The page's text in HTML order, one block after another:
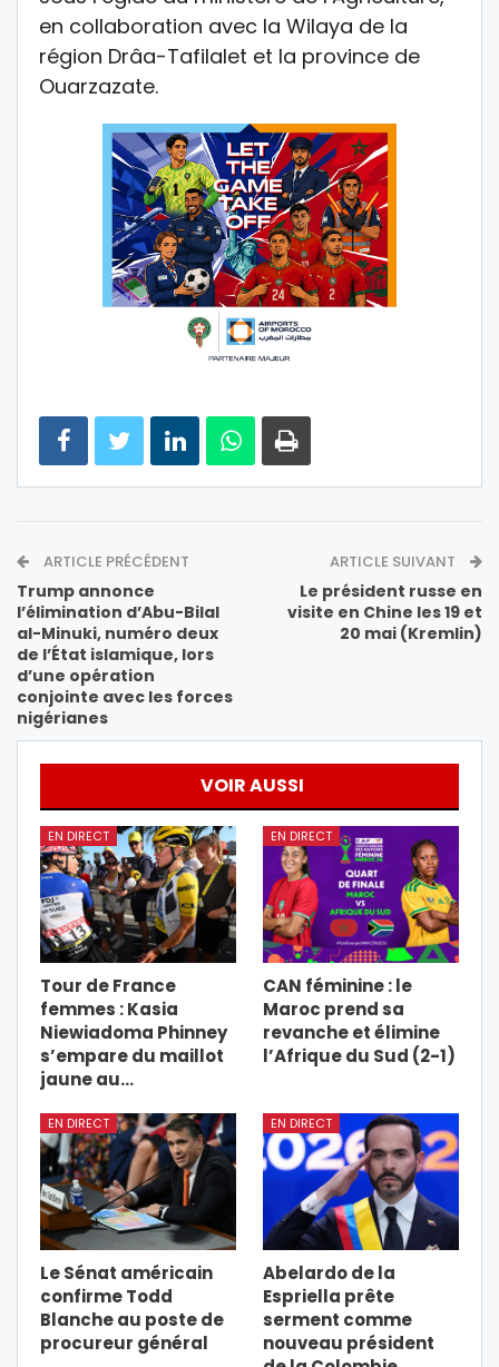
en collaboration avec la Wilaya de la
région Drâa-Tafilalet et la province de
Ouarzazate.
ARTICLE PRÉCÉDENT
Trump annonce
l’élimination d’Abu-Bilal
al-Minuki, numéro deux
de l’État islamique, lors
d’une opération
conjointe avec les forces
nigérianes
ARTICLE SUIVANT
Le président russe en
visite en Chine les 19 et
20 mai (Kremlin)
VOIR AUSSI
EN DIRECT
Tour de France
femmes : Kasia
Niewiadoma Phinney
s’empare du maillot
jaune au…
EN DIRECT
CAN féminine : le
Maroc prend sa
revanche et élimine
l’Afrique du Sud (2-1)
EN DIRECT
Le Sénat américain
confirme Todd
Blanche au poste de
procureur général
EN DIRECT
Abelardo de la
Espriella prête
serment comme
nouveau président